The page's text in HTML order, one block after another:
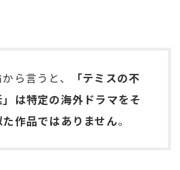
ら言うと、
「テミスの不
は特定の海外ドラマをそ
作品ではありません。